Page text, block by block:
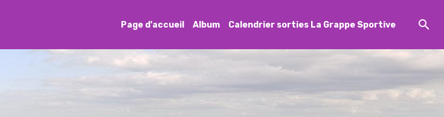
Page d'accueil Album Calendrier sorties La Grappe Sportive